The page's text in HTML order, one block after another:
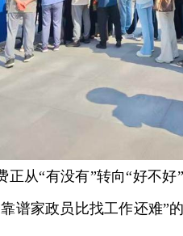
“有没有”转向“好不好
谱家政员比找工作还难”